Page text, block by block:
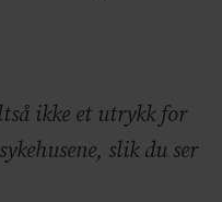
ikke et utrykk for
slik du ser